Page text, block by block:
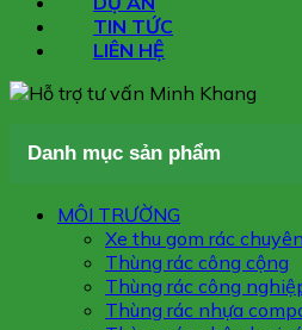
TIN TỨC
LIÊN HỆ
Danh mục sản phẩm
MÔI TRƯỜNG
Xe thu gom rác
Thùng rác công cộng
Thùng rác công
Thùng rác nhựa